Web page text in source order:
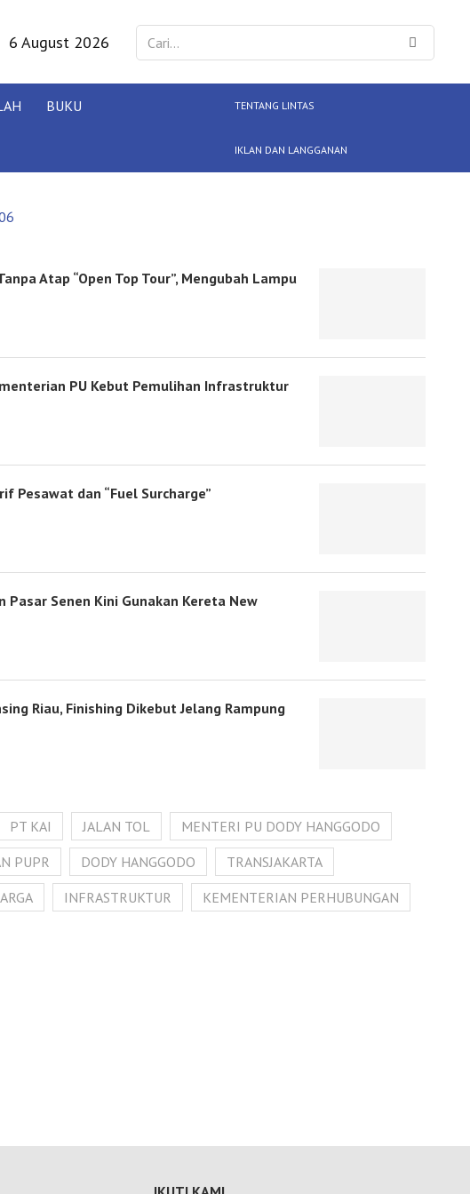
6 August 2026
BUKU TENTANG LINTAS
IKLAN DAN LANGGANAN
Atap “Open Top Tour”, Mengubah Lampu
PU Kebut Pemulihan Infrastruktur
Pesawat dan “Fuel Surcharge”
Pasar Senen Kini Gunakan Kereta New
Riau, Finishing Dikebut Jelang Rampung
PT KAI JALAN TOL
MENTERI PU DODY HANGGODO
PUPR DODY HANGGODO
TRANSJAKARTA
INFRASTRUKTUR
KEMENTERIAN PERHUBUNGAN